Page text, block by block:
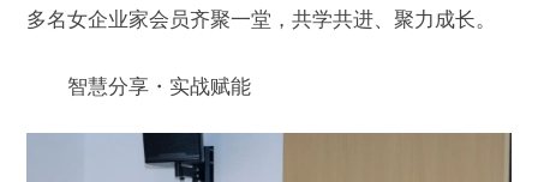
多名女企业家会员齐聚一堂，共学共进、聚力成长。
智慧分享・实战赋能